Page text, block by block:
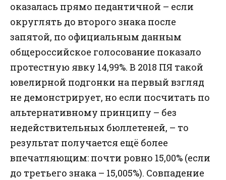
оказалась прямо педантичной – если
округлять до второго знака после
запятой, по официальным данным
общероссийское голосование показало
протестную явку 14,99%. В 2018 ПЯ такой
ювелирной подгонки на первый взгляд
не демонстрирует, но если посчитать по
альтернативному принципу – без
недействительных бюллетеней, – то
результат получается ещё более
впечатляющим: почти ровно 15,00% (если
до третьего знака – 15,005%). Совпадение